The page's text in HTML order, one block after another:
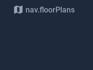
nav.floorPlans